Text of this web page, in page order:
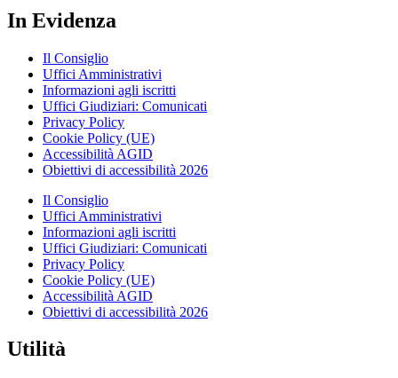
In Evidenza
Il Consiglio
Uffici Amministrativi
Informazioni agli iscritti
Uffici Giudiziari: Comunicati
Privacy Policy
Cookie Policy (UE)
Accessibilità AGID
Obiettivi di accessibilità 2026
Il Consiglio
Uffici Amministrativi
Informazioni agli iscritti
Uffici Giudiziari: Comunicati
Privacy Policy
Cookie Policy (UE)
Accessibilità AGID
Obiettivi di accessibilità 2026
Utilità